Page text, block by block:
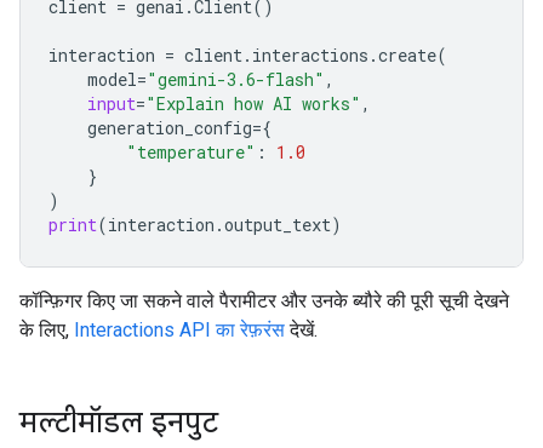
client = genai .Client()
interaction = client. interactions .create(
model="gemini-3.6-flash" ,
input="Explain how AI works" ,
generation_config={
"temperature" :
1.0
}
)
print(interaction .output_text)
कॉन्फ़िगर किए जा सकने वाले पैरामीटर और उनके ब्यौरे की पूरी सूची देखने
के लिए, Interactions API का रेफ़रंसदेखें.
मल्टीमॉडल इनपुट